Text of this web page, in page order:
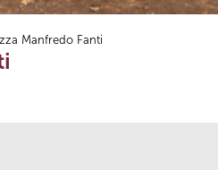
Manfredo Fanti